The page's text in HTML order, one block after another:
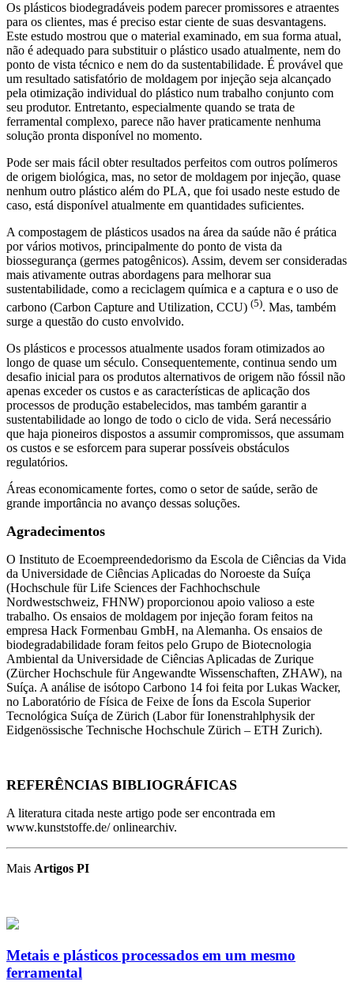
Os plásticos biodegradáveis podem parecer promissores e atraentes
para os clientes, mas é preciso estar ciente de suas desvantagens.
Este estudo mostrou que o material examinado, em sua forma atual,
não é adequado para substituir o plástico usado atualmente, nem do
ponto de vista técnico e nem do da sustentabilidade. É provável que
um resultado satisfatório de moldagem por injeção seja alcançado
pela otimização individual do plástico num trabalho conjunto com
seu produtor. Entretanto, especialmente quando se trata de
ferramental complexo, parece não haver praticamente nenhuma
solução pronta disponível no momento.
Pode ser mais fácil obter resultados perfeitos com outros polímeros
de origem biológica, mas, no setor de moldagem por injeção, quase
nenhum outro plástico além do PLA, que foi usado neste estudo de
caso, está disponível atualmente em quantidades suficientes.
A compostagem de plásticos usados na área da saúde não é prática
por vários motivos, principalmente do ponto de vista da
biossegurança (germes patogênicos). Assim, devem ser consideradas
mais ativamente outras abordagens para melhorar sua
sustentabilidade, como a reciclagem química e a captura e o uso de
carbono (Carbon Capture and Utilization, CCU) (5). Mas, também
surge a questão do custo envolvido.
Os plásticos e processos atualmente usados foram otimizados ao
longo de quase um século. Consequentemente, continua sendo um
desafio inicial para os produtos alternativos de origem não fóssil não
apenas exceder os custos e as características de aplicação dos
processos de produção estabelecidos, mas também garantir a
sustentabilidade ao longo de todo o ciclo de vida. Será necessário
que haja pioneiros dispostos a assumir compromissos, que assumam
os custos e se esforcem para superar possíveis obstáculos
regulatórios.
Áreas economicamente fortes, como o setor de saúde, serão de
grande importância no avanço dessas soluções.
Agradecimentos
O Instituto de Ecoempreendedorismo da Escola de Ciências da Vida
da Universidade de Ciências Aplicadas do Noroeste da Suíça
(Hochschule für Life Sciences der Fachhochschule
Nordwestschweiz, FHNW) proporcionou apoio valioso a este
trabalho. Os ensaios de moldagem por injeção foram feitos na
empresa Hack Formenbau GmbH, na Alemanha. Os ensaios de
biodegradabilidade foram feitos pelo Grupo de Biotecnologia
Ambiental da Universidade de Ciências Aplicadas de Zurique
(Zürcher Hochschule für Angewandte Wissenschaften, ZHAW), na
Suíça. A análise de isótopo Carbono 14 foi feita por Lukas Wacker,
no Laboratório de Física de Feixe de Íons da Escola Superior
Tecnológica Suíça de Zürich (Labor für Ionenstrahlphysik der
Eidgenössische Technische Hochschule Zürich – ETH Zurich).
REFERÊNCIAS BIBLIOGRÁFICAS
A literatura citada neste artigo pode ser encontrada em
www.kunststoffe.de/ onlinearchiv.
Mais Artigos PI
Metais e plásticos processados em um mesmo
ferramental